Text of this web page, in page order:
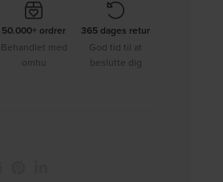
50.000+ ordrer
Behandlet med
omhu
365 dages retur
God tid til at
beslutte dig